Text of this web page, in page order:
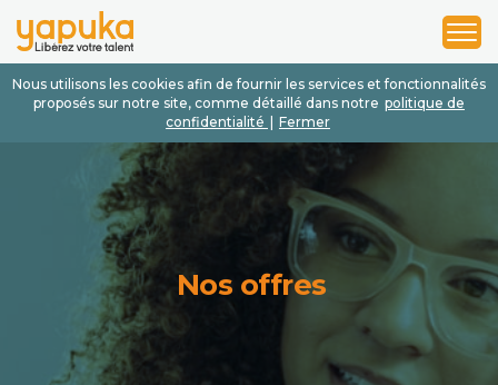
Nous utilisons les cookies afin de fournir les services et fonctionnalités
proposés sur notre site, comme détaillé dans notre politique de
confidentialité
Fermer
1
2
3
Nos offres